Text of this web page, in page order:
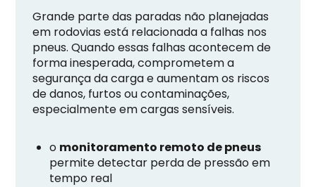
Grande parte das paradas não planejadas
em rodovias está relacionada a falhas nos
pneus. Quando essas falhas acontecem de
forma inesperada, comprometem a
segurança da carga e aumentam os riscos
de danos, furtos ou contaminações,
especialmente em cargas sensíveis.
o monitoramento remoto de pneus
permite detectar perda de pressão em
tempo real